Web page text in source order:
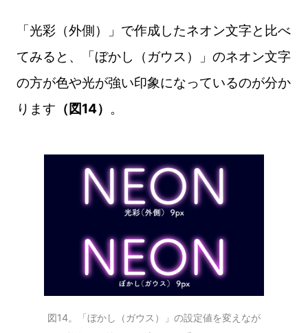
「光彩（外側）」で作成したネオン文字と比べ
てみると、「ぼかし（ガウス）」のネオン文字
の方が色や光が強い印象になっているのが分か
ります （図14） 。
図14。「ぼかし（ガウス）」の設定値を変えなが